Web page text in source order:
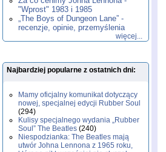
2025,2026
"Wprost" 1983 i 1985
„The Boys of Dungeon Lane” -
recenzje, opinie, przemyślenia
więcej...
Najbardziej popularne z ostatnich dni:
Mamy oficjalny komunikat dotyczący
nowej, specjalnej edycji Rubber Soul
(294)
Kulisy specjalnego wydania „Rubber
Soul” The Beatles (240)
Niespodzianka: The Beatles mają
utwór Johna Lennona z 1965 roku,